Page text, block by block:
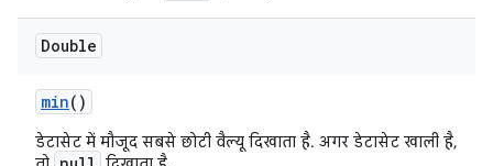
Double
min()
डेटासेट में मौजूद सबसे छोटी वैल्यू दिखाता है. अगर डेटासेट खाली है,